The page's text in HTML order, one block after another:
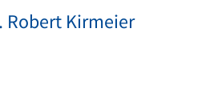
Robert Kirmeier